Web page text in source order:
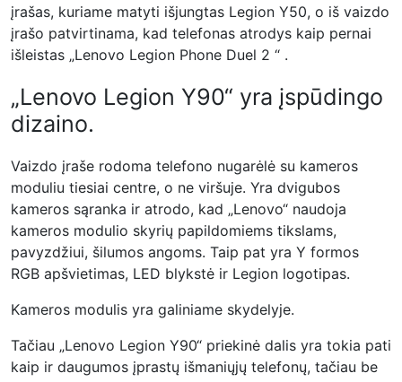
įrašas, kuriame matyti išjungtas Legion Y50, o iš vaizdo
įrašo patvirtinama, kad telefonas atrodys kaip pernai
išleistas „Lenovo Legion Phone Duel 2 “ .
„Lenovo Legion Y90“ yra įspūdingo
dizaino.
Vaizdo įraše rodoma telefono nugarėlė su kameros
moduliu tiesiai centre, o ne viršuje. Yra dvigubos
kameros sąranka ir atrodo, kad „Lenovo“ naudoja
kameros modulio skyrių papildomiems tikslams,
pavyzdžiui, šilumos angoms. Taip pat yra Y formos
RGB apšvietimas, LED blykstė ir Legion logotipas.
Kameros modulis yra galiniame skydelyje.
Tačiau „Lenovo Legion Y90“ priekinė dalis yra tokia pati
kaip ir daugumos įprastų išmaniųjų telefonų, tačiau be